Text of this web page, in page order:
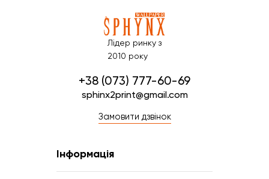
Лідер ринку з
2010 року
+38 (073) 777-60-69
sphinx2print@gmail.com
Замовити дзвінок
Інформація